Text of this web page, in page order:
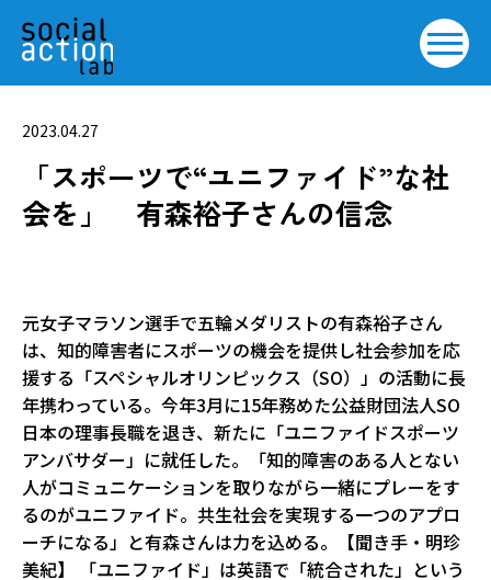
2023.04.27
「スポーツで“ユニファイド”な社
会を」 有森裕子さんの信念
元女子マラソン選手で五輪メダリストの有森裕子さん
は、知的障害者にスポーツの機会を提供し社会参加を応
援する「スペシャルオリンピックス（SO）」の活動に長
年携わっている。今年3月に15年務めた公益財団法人SO
日本の理事長職を退き、新たに「ユニファイドスポーツ
アンバサダー」に就任した。「知的障害のある人とない
人がコミュニケーションを取りながら一緒にプレーをす
るのがユニファイド。共生社会を実現する一つのアプロ
ーチになる」と有森さんは力を込める。【聞き手・明珍
美紀】 ――「ユニファイド」は英語で「統合された」という